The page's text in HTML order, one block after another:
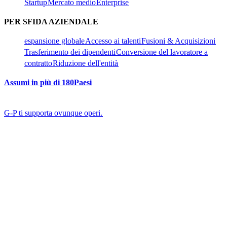
Startup​​Mercato medio​​ Enterprise​​
PER SFIDA AZIENDALE​​
espansione globale​​Accesso ai talenti​​Fusioni & Acquisizioni​​
Trasferimento dei dipendenti​​Conversione del lavoratore a
contratto​​Riduzione dell'entità​​
Assumi in più di 180Paesi​​
G-P ti supporta ovunque operi.​​